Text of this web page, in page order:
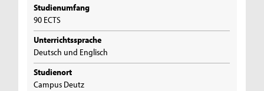
Studienumfang
90 ECTS
Unterrichtssprache
Deutsch und Englisch
Studienort
Campus Deutz